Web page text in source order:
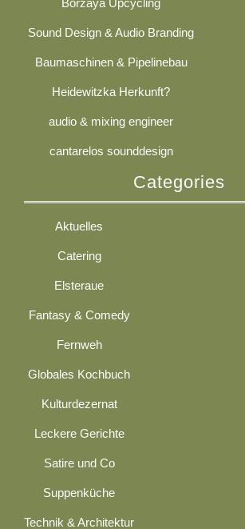
Borzaya Upcycling
Sound Design & Audio Branding
Baumaschinen & Pipelinebau
Heidewitzka Herkunft?
audio & mixing engineer
cantarelos sounddesign
Categories
Aktuelles
Catering
Elsteraue
Fantasy & Comedy
Fernweh
Globales Kochbuch
Kulturdezernat
Leckere Gerichte
Satire und Co
Suppenküche
Technik & Architektur